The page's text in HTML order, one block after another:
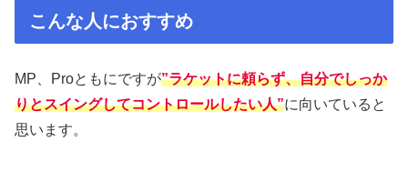
こんな人におすすめ
MP、Proともにですが”ラケットに頼らず、自分でしっか
りとスイングしてコントロールしたい人”に向いていると
思います。